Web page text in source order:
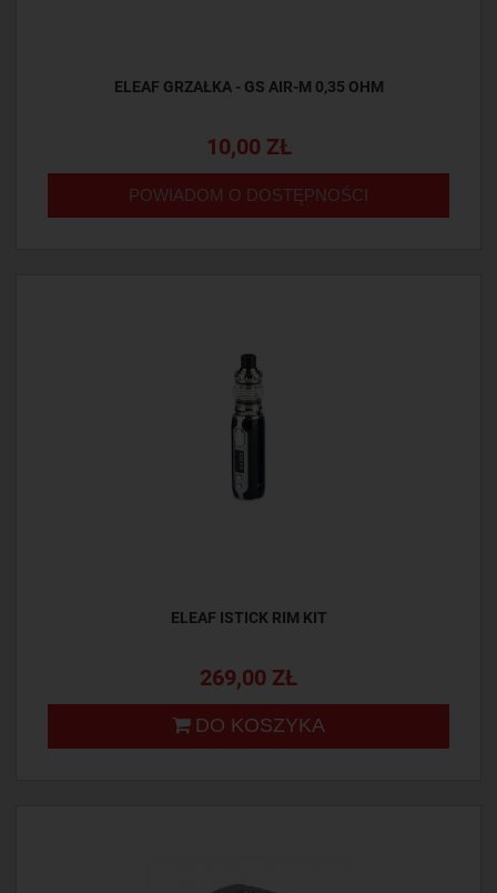
ELEAF GRZAŁKA - GS AIR-M 0,35 OHM
10,00 ZŁ
POWIADOM O DOSTĘPNOŚCI
ELEAF ISTICK RIM KIT
269,00 ZŁ
DO KOSZYKA